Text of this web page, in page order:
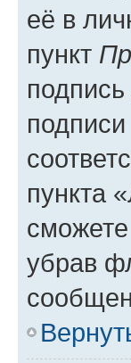
её в
пункт
пункта
убрав